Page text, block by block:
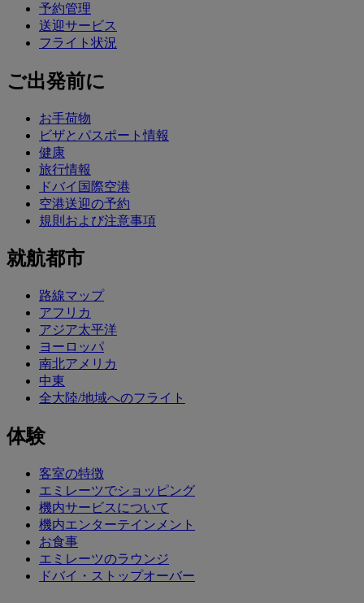
予約管理
送迎サービス
フライト状況
ご出発前に
お手荷物
ビザとパスポート情報
健康
旅行情報
ドバイ国際空港
空港送迎の予約
規則および注意事項
就航都市
路線マップ
アフリカ
アジア太平洋
ヨーロッパ
南北アメリカ
中東
全大陸/地域へのフライト
体験
客室の特徴
エミレーツでショッピング
機内サービスについて
機内エンターテインメント
お食事
エミレーツのラウンジ
ドバイ・ストップオーバー